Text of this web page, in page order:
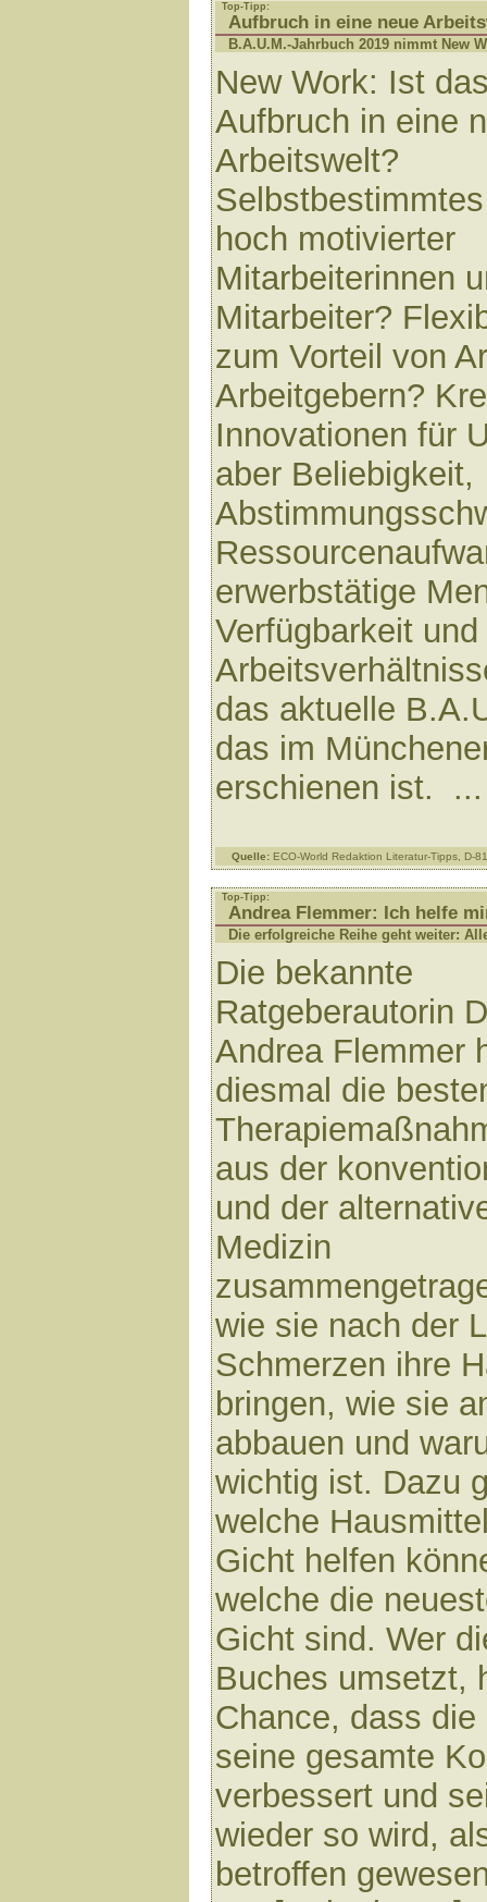
Top-Tipp:
Aufbruch in eine neue
B.A.U.M.-Jahrbuch 2019 nimmt New
New Work: Ist
Aufbruch in eine
Arbeitswelt?
hoch motivierter
Mitarbeiterinnen
Mitarbeiter?
zum Vorteil von
Arbeitgebern?
Innovationen für
aber Beliebigkeit,
erwerbstätige
Verfügbarkeit
das aktuelle
das im
erschienen ist.
Quelle: ECO-World Redaktion Literatur-Tipps, D-
Top-Tipp:
Andrea Flemmer: Ich helfe
Die erfolgreiche Reihe geht weiter:
Die bekannte
Ratgeberautorin
Andrea Flemmer
diesmal die
aus der
und der
Medizin
wie sie nach der
Schmerzen ihre
bringen, wie sie
abbauen und
wichtig ist. Dazu
welche
Gicht helfen
welche die
Gicht sind. Wer
Buches umsetzt,
Chance, dass
seine gesamte
verbessert und
wieder so wird,
betroffen